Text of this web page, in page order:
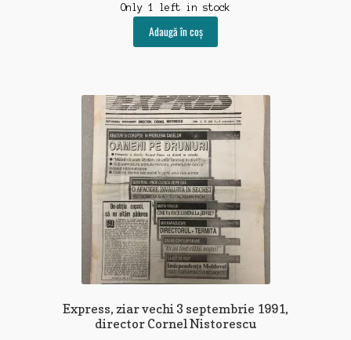
Only 1 left in stock
Adaugă în coș
Express, ziar vechi 3 septembrie 1991,
director Cornel Nistorescu